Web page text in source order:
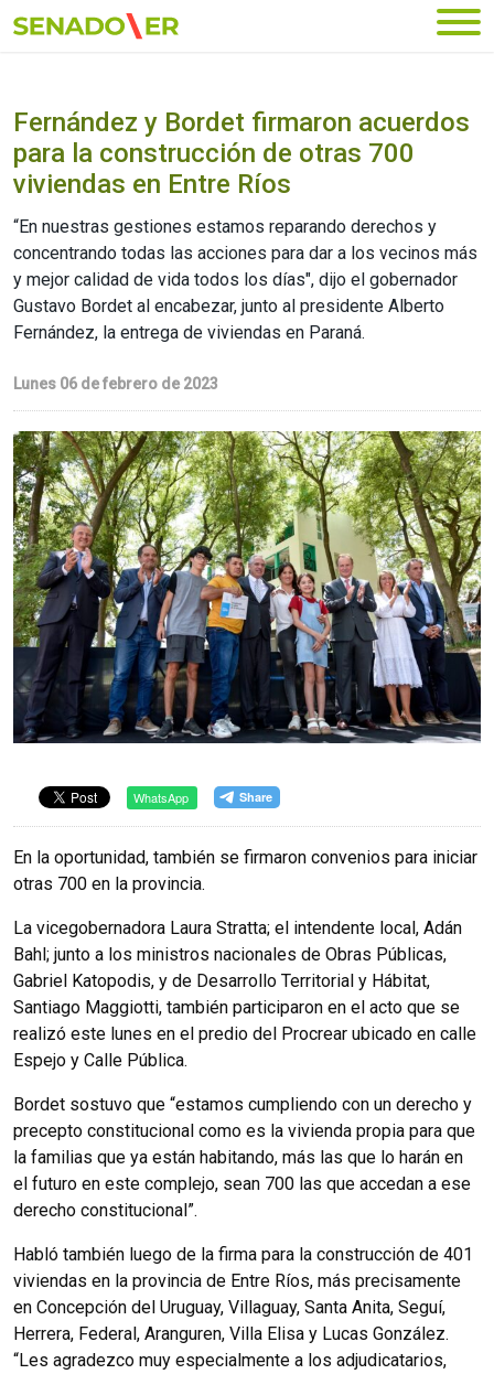
Ir al menú principal
Fernández y Bordet firmaron acuerdos
para la construcción de otras 700
viviendas en Entre Ríos
“En nuestras gestiones estamos reparando derechos y
concentrando todas las acciones para dar a los vecinos más
y mejor calidad de vida todos los días", dijo el gobernador
Gustavo Bordet al encabezar, junto al presidente Alberto
Fernández, la entrega de viviendas en Paraná.
Lunes 06 de febrero de 2023
WhatsApp
En la oportunidad, también se firmaron convenios para iniciar
otras 700 en la provincia.
La vicegobernadora Laura Stratta; el intendente local, Adán
Bahl; junto a los ministros nacionales de Obras Públicas,
Gabriel Katopodis, y de Desarrollo Territorial y Hábitat,
Santiago Maggiotti, también participaron en el acto que se
realizó este lunes en el predio del Procrear ubicado en calle
Espejo y Calle Pública.
Bordet sostuvo que “estamos cumpliendo con un derecho y
precepto constitucional como es la vivienda propia para que
la familias que ya están habitando, más las que lo harán en
el futuro en este complejo, sean 700 las que accedan a ese
derecho constitucional”.
Habló también luego de la firma para la construcción de 401
viviendas en la provincia de Entre Ríos, más precisamente
en Concepción del Uruguay, Villaguay, Santa Anita, Seguí,
Herrera, Federal, Aranguren, Villa Elisa y Lucas González.
“Les agradezco muy especialmente a los adjudicatarios,